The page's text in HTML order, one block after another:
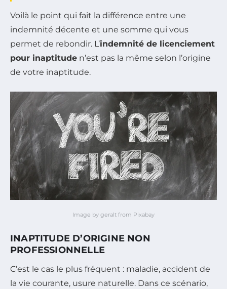
Voilà le point qui fait la différence entre une
indemnité décente et une somme qui vous
permet de rebondir. L’indemnité de licenciement
pour inaptitude n’est pas la même selon l’origine
de votre inaptitude.
Image by geralt from Pixabay
INAPTITUDE D’ORIGINE NON
PROFESSIONNELLE
C’est le cas le plus fréquent : maladie, accident de
la vie courante, usure naturelle. Dans ce scénario,